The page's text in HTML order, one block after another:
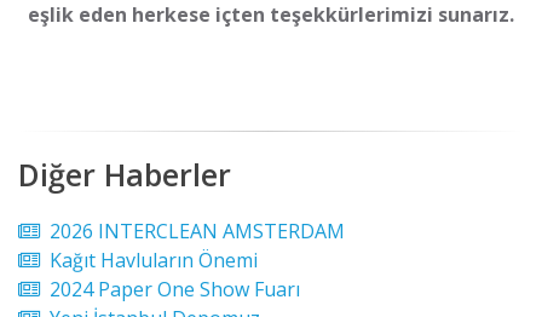
eşlik eden herkese içten teşekkürlerimizi sunarız.
Diğer Haberler
2026 INTERCLEAN AMSTERDAM
Kağıt Havluların Önemi
2024 Paper One Show Fuarı